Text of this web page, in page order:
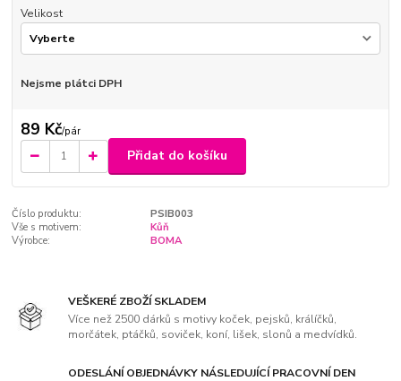
Velikost
Nejsme plátci DPH
89 Kč/pár
Přidat do košíku
Číslo produktu:
PSIB003
Vše s motivem:
Kůň
Výrobce:
BOMA
VEŠKERÉ ZBOŽÍ SKLADEM
Více než 2500 dárků s motivy koček, pejsků, králíčků,
morčátek, ptáčků, soviček, koní, lišek, slonů a medvídků.
ODESLÁNÍ OBJEDNÁVKY NÁSLEDUJÍCÍ PRACOVNÍ DEN